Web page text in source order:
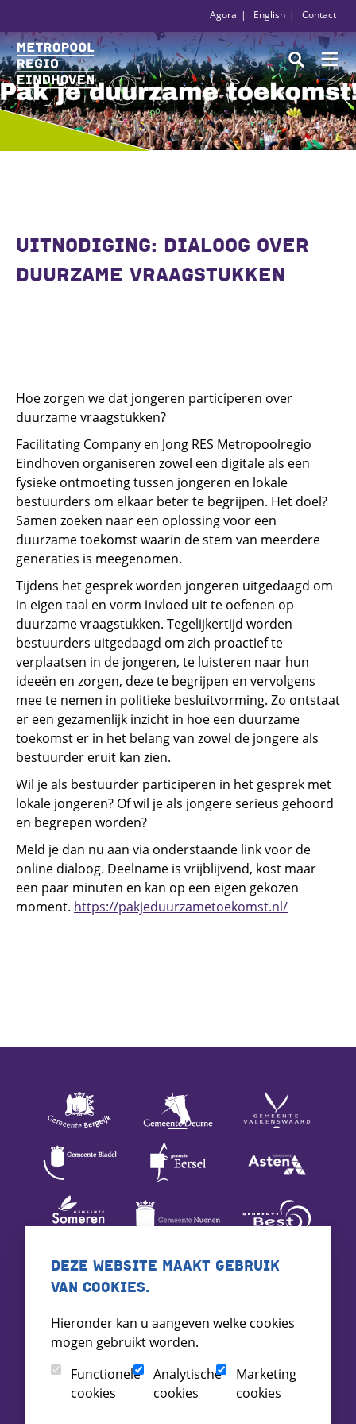
Agora English Contact
UITNODIGING: DIALOOG OVER
DUURZAME VRAAGSTUKKEN
Hoe zorgen we dat jongeren participeren over
duurzame vraagstukken?
Facilitating Company en Jong RES Metropoolregio
Eindhoven organiseren zowel een digitale als een
fysieke ontmoeting tussen jongeren en lokale
bestuurders om elkaar beter te begrijpen. Het doel?
Samen zoeken naar een oplossing voor een
duurzame toekomst waarin de stem van meerdere
generaties is meegenomen.
Tijdens het gesprek worden jongeren uitgedaagd om
in eigen taal en vorm invloed uit te oefenen op
duurzame vraagstukken. Tegelijkertijd worden
bestuurders uitgedaagd om zich proactief te
verplaatsen in de jongeren, te luisteren naar hun
ideeën en zorgen, deze te begrijpen en vervolgens
mee te nemen in politieke besluitvorming. Zo ontstaat
er een gezamenlijk inzicht in hoe een duurzame
toekomst er in het belang van zowel de jongere als
bestuurder eruit kan zien.
Wil je als bestuurder participeren in het gesprek met
lokale jongeren? Of wil je als jongere serieus gehoord
en begrepen worden?
Meld je dan nu aan via onderstaande link voor de
online dialoog. Deelname is vrijblijvend, kost maar
een paar minuten en kan op een eigen gekozen
moment. https://pakjeduurzametoekomst.nl/
DEZE WEBSITE MAAKT GEBRUIK
VAN COOKIES.
Hieronder kan u aangeven welke cookies
mogen gebruikt worden.
Functionele
cookies
Analytische
cookies
Marketing
cookies